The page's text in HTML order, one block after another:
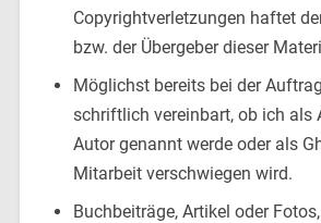
Copyrightverletzungen haftet
bzw. der Übergeber dieser
Möglichst bereits bei der
schriftlich vereinbart, ob ich als
Autor genannt werde oder als
Mitarbeit verschwiegen wird.
Buchbeiträge, Artikel oder